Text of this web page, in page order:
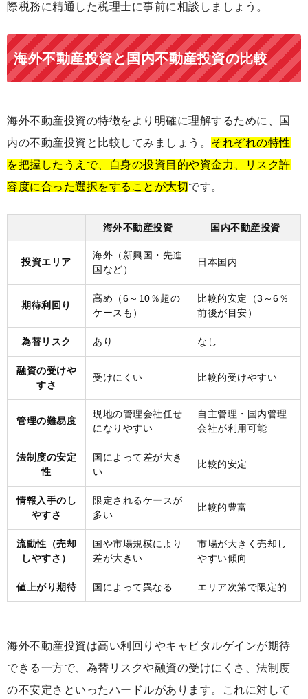
際税務に精通した税理士に事前に相談しましょう。
海外不動産投資と国内不動産投資の比較
海外不動産投資の特徴をより明確に理解するために、国
内の不動産投資と比較してみましょう。 それぞれの特性
を把握したうえで、自身の投資目的や資金力、リスク許
容度に合った選択をすることが大切です。
海外不動産投資 国内不動産投資
投資エリア
海外（新興国・先進
国など）
日本国内
期待利回り
高め（6～10％超の
ケースも）
比較的安定（3～6％
前後が目安）
為替リスク あり なし
融資の受けや
すさ
受けにくい 比較的受けやすい
管理の難易度
現地の管理会社任せ
になりやすい
自主管理・国内管理
会社が利用可能
法制度の安定
性
国によって差が大き
い
比較的安定
情報入手のし
やすさ
限定されるケースが
多い
比較的豊富
流動性（売却
しやすさ）
国や市場規模により
差が大きい
市場が大きく売却し
やすい傾向
値上がり期待 国によって異なる エリア次第で限定的
海外不動産投資は高い利回りやキャピタルゲインが期待
できる一方で、為替リスクや融資の受けにくさ、法制度
の不安定さといったハードルがあります。これに対して